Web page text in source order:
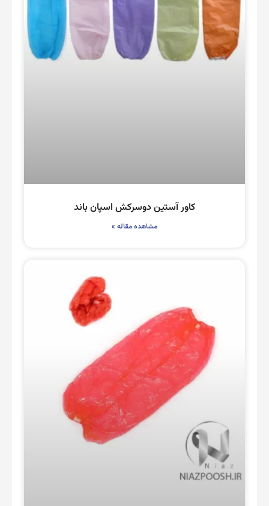
کاور آستین دوسرکش اسپان باند
مشاهده مقاله »